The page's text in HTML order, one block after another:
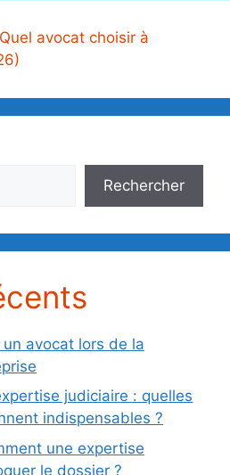
Quel avocat choisir à
Rechercher
avocat lors de la
judiciaire : quelles
indispensables ?
une expertise
le dossier ?